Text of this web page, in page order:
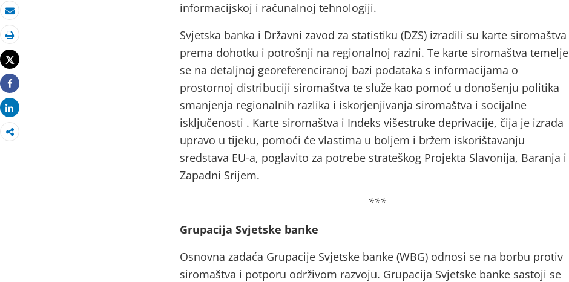
e-pošta
Ispiši
Tweet
Share
Share
informacijskoj i računalnoj tehnologiji.
Svjetska banka i Državni zavod za statistiku (DZS) izradili su karte siromaštva
prema dohotku i potrošnji na regionalnoj razini. Te karte siromaštva temelje
se na detaljnoj georeferenciranoj bazi podataka s informacijama o
prostornoj distribuciji siromaštva te služe kao pomoć u donošenju politika
smanjenja regionalnih razlika i iskorjenjivanja siromaštva i socijalne
isključenosti . Karte siromaštva i Indeks višestruke deprivacije, čija je izrada
upravo u tijeku, pomoći će vlastima u boljem i bržem iskorištavanju
sredstava EU-a, poglavito za potrebe strateškog Projekta Slavonija, Baranja i
Zapadni Srijem.
***
Grupacija Svjetske banke
Osnovna zadaća Grupacije Svjetske banke (WBG) odnosi se na borbu protiv
siromaštva i potporu održivom razvoju. Grupacija Svjetske banke sastoji se